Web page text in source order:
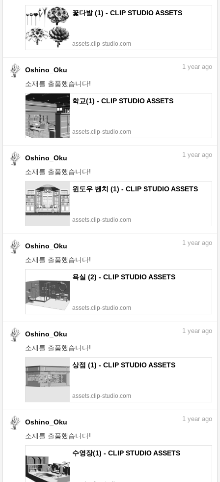
꽃다발 (1) - CLIP STUDIO ASSETS
assets.clip-studio.com
Oshino_Oku
소재를 출품했습니다!
1 year ago
학교(1) - CLIP STUDIO ASSETS
assets.clip-studio.com
Oshino_Oku
소재를 출품했습니다!
1 year ago
윈도우 벤치 (1) - CLIP STUDIO ASSETS
assets.clip-studio.com
Oshino_Oku
소재를 출품했습니다!
1 year ago
욕실 (2) - CLIP STUDIO ASSETS
assets.clip-studio.com
Oshino_Oku
소재를 출품했습니다!
1 year ago
상점 (1) - CLIP STUDIO ASSETS
assets.clip-studio.com
Oshino_Oku
소재를 출품했습니다!
1 year ago
수영장(1) - CLIP STUDIO ASSETS